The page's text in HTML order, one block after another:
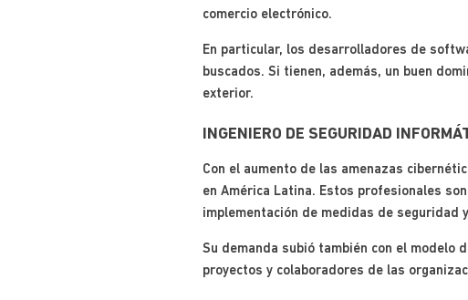
comercio electrónico.
En particular, los desarrolladores de
buscados. Si tienen, además, un buen
exterior.
INGENIERO DE SEGURIDAD
Con el aumento de las amenazas
en América Latina. Estos profesionales
implementación de medidas de seguridad
Su demanda subió también con el
proyectos y colaboradores de las